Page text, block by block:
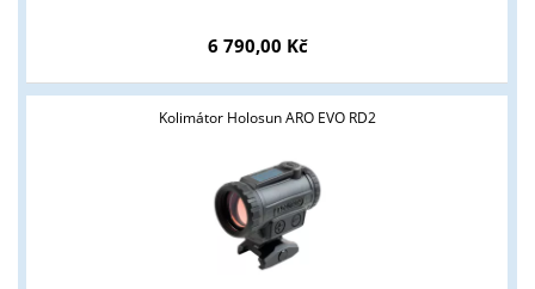
6 790,00 Kč
Kolimátor Holosun ARO EVO RD2